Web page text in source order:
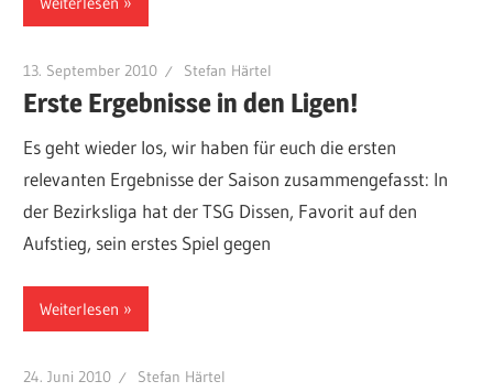
13. September 2010 Stefan Härtel
Erste Ergebnisse in den Ligen!
Es geht wieder los, wir haben für euch die ersten
relevanten Ergebnisse der Saison zusammengefasst: In
der Bezirksliga hat der TSG Dissen, Favorit auf den
Aufstieg, sein erstes Spiel gegen
Weiterlesen
24. Juni 2010 Stefan Härtel